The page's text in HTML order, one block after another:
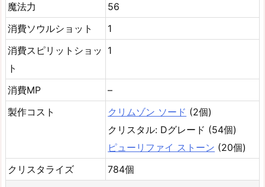
魔法力
56
消費ソウルショット
1
消費スピリットショッ
ト
1
消費MP
–
製作コスト
クリムゾン ソード (2個)
クリスタル: Dグレード (54個)
ピューリファイ ストーン (20個)
クリスタライズ
784個